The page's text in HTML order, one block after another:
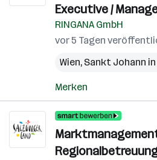
Executive /
RINGANA GmbH
vor 5 Tagen
Wien, Sankt Johann
Merken